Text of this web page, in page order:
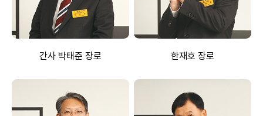
간사 박태준 장로 한재호 장로